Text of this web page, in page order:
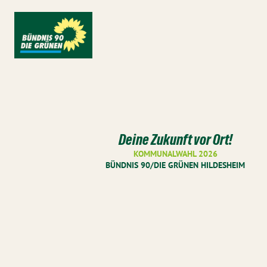
Deine Zukunft vor Ort!
KOMMUNALWAHL 2026
BÜNDNIS 90/DIE GRÜNEN HILDESHEIM